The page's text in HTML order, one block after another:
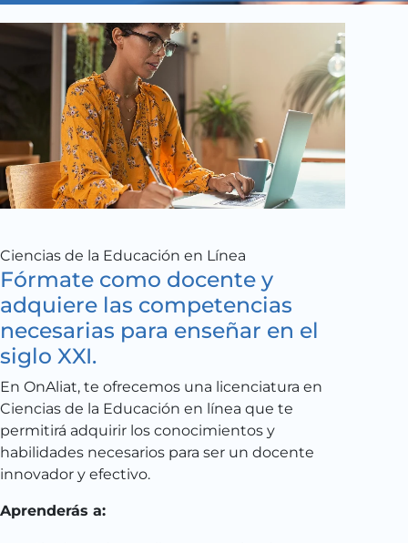
Ciencias de la Educación en Línea
Fórmate como docente y
adquiere las competencias
necesarias para enseñar en el
siglo XXI.
En OnAliat, te ofrecemos una licenciatura en
Ciencias de la Educación en línea que te
permitirá adquirir los conocimientos y
habilidades necesarios para ser un docente
innovador y efectivo.
Aprenderás a: